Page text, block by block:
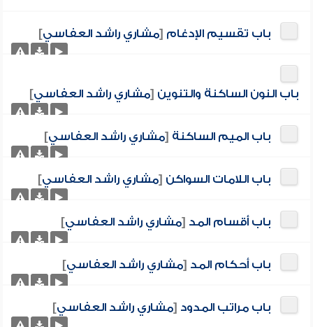
باب تقسيم الإدغام [مشاري راشد العفاسي]
باب النون الساكنة والتنوين [مشاري راشد العفاسي]
باب الميم الساكنة [مشاري راشد العفاسي]
باب اللامات السواكن [مشاري راشد العفاسي]
باب أقسام المد [مشاري راشد العفاسي]
باب أحكام المد [مشاري راشد العفاسي]
باب مراتب المدود [مشاري راشد العفاسي]